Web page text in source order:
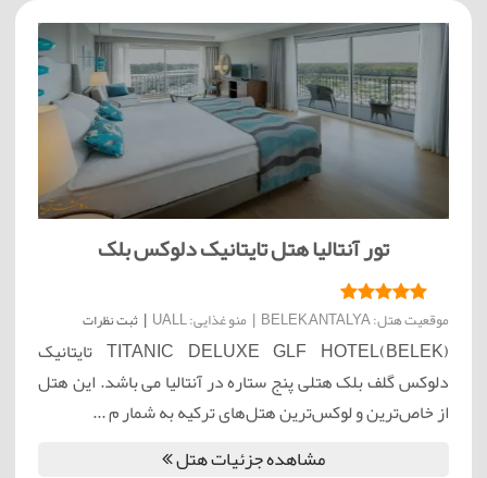
تور آنتالیا هتل تایتانیک دلوکس بلک
موقعیت هتل: BELEK,ANTALYA | منو غذایی: UALL | ثبت نظرات
TITANIC DELUXE GLF HOTEL(BELEK) تایتانیک
دلوکس گلف بلک هتلی پنج ستاره در آنتالیا می باشد. این هتل
از خاص‌ترین و لوکس‌ترین هتل‌های ترکیه به شمار م ...
مشاهده جزئیات هتل